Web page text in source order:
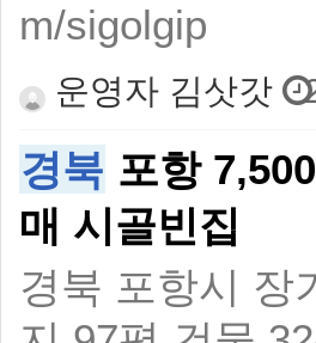
m/sigolgip
운영자 김삿갓
경북 포항
매 시골빈집
경북 포항시 장